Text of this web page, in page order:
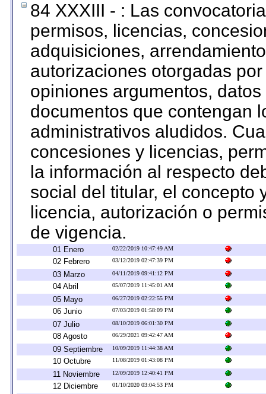
84 XXXIII - : Las
permisos, licencias,
adquisiciones,
autorizaciones otorgadas
opiniones argumentos,
documentos que contengan
administrativos aludidos.
concesiones y licencias,
la información al respecto
social del titular, el concepto
licencia, autorización o
de vigencia.
01 Enero 02/22/2019 10:47:49 AM
02 Febrero 03/12/2019 02:47:39 PM
03 Marzo 04/11/2019 09:41:12 PM
04 Abril 05/07/2019 11:45:01 AM
05 Mayo 06/27/2019 02:22:55 PM
06 Junio 07/03/2019 01:58:09 PM
07 Julio 08/10/2019 06:01:30 PM
08 Agosto 06/29/2021 09:42:47 AM
09 Septiembre 10/09/2019 11:44:38 AM
10 Octubre 11/08/2019 01:43:08 PM
11 Noviembre 12/09/2019 12:40:41 PM
12 Diciembre 01/10/2020 03:04:53 PM